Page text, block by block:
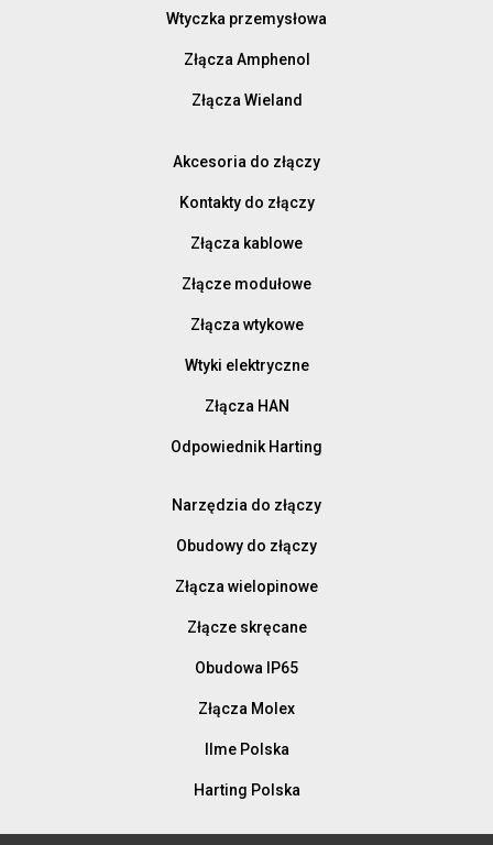
Wtyczka przemysłowa
Złącza Amphenol
Złącza Wieland
Akcesoria do złączy
Kontakty do złączy
Złącza kablowe
Złącze modułowe
Złącza wtykowe
Wtyki elektryczne
Złącza HAN
Odpowiednik Harting
Narzędzia do złączy
Obudowy do złączy
Złącza wielopinowe
Złącze skręcane
Obudowa IP65
Złącza Molex
Ilme Polska
Harting Polska